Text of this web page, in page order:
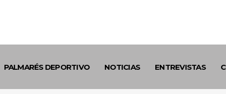
PALMARÉS DEPORTIVO NOTICIAS ENTREVISTAS